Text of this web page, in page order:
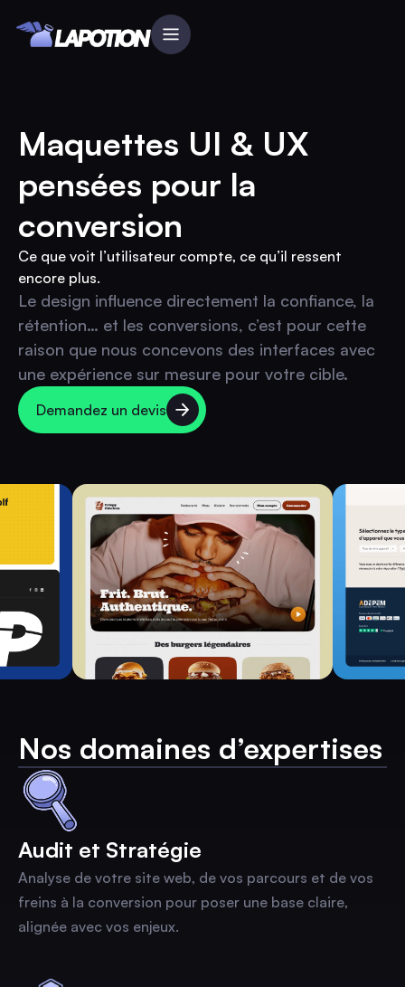
Maquettes UI & UX
pensées pour la
conversion
Ce que voit l’utilisateur compte, ce qu’il ressent
encore plus.
Le design influence directement la confiance, la
rétention… et les conversions, c’est pour cette
raison que nous concevons des interfaces avec
une expérience sur mesure pour votre cible.
Demandez un devis
Nos domaines d’expertises
Audit et Stratégie
Analyse de votre site web, de vos parcours et de vos
freins à la conversion pour poser une base claire,
alignée avec vos enjeux.